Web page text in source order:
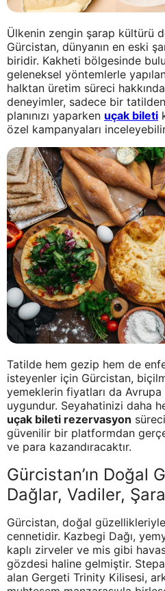
Ülkenin zengin şarap kültürü
Gürcistan, dünyanın en eski
biridir. Kakheti bölgesinde
geleneksel yöntemlerle
halktan üretim süreci
deneyimler, sadece bir tatilden
planınızı yaparken uçak bileti
özel kampanyaları
Tatilde hem gezip hem de
isteyenler için Gürcistan,
yemeklerin fiyatları da
uygundur. Seyahatinizi daha
uçak bileti rezervasyon
güvenilir bir platformdan
ve para kazandıracaktır.
Gürcistan’ın Doğal
Dağlar, Vadiler,
Gürcistan, doğal
cennetidir. Kazbegi Dağı,
kaplı zirveler ve mis gibi
gözdesi haline gelmiştir.
alan Gergeti Trinity Kilisesi,